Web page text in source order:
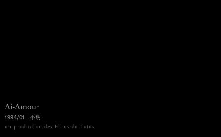
un production des Films du Lotus
Ai-Amour
1994/01 | 不明